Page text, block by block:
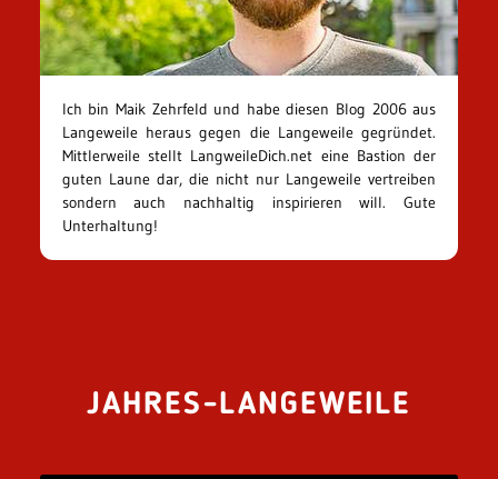
Ich bin Maik Zehrfeld und habe diesen Blog 2006 aus
Langeweile heraus gegen die Langeweile gegründet.
Mittlerweile stellt LangweileDich.net eine Bastion der
guten Laune dar, die nicht nur Langeweile vertreiben
sondern auch nachhaltig inspirieren will. Gute
Unterhaltung!
JAHRES-LANGEWEILE